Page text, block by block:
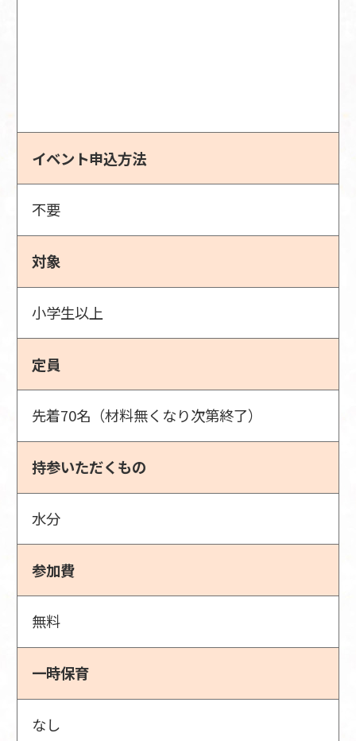
イベント申込方法
不要
対象
小学生以上
定員
先着70名（材料無くなり次第終了）
持参いただくもの
水分
参加費
無料
一時保育
なし